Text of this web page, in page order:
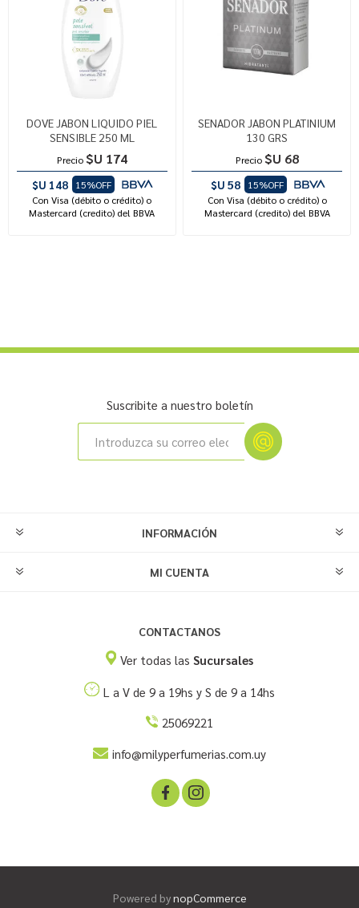
DOVE JABON LIQUIDO PIEL
SENSIBLE 250 ML
Precio $U 174
$U 148
15%OFF
Con Visa (débito o crédito) o
Mastercard (credito) del BBVA
SENADOR JABON PLATINIUM
130 GRS
Precio $U 68
$U 58
15%OFF
Con Visa (débito o crédito) o
Mastercard (credito) del BBVA
Suscribite a nuestro boletín
INFORMACIÓN
MI CUENTA
CONTACTANOS
Ver todas las Sucursales
L a V de 9 a 19hs y S de 9 a 14hs
25069221
info@milyperfumerias.com.uy
Powered bynopCommerce